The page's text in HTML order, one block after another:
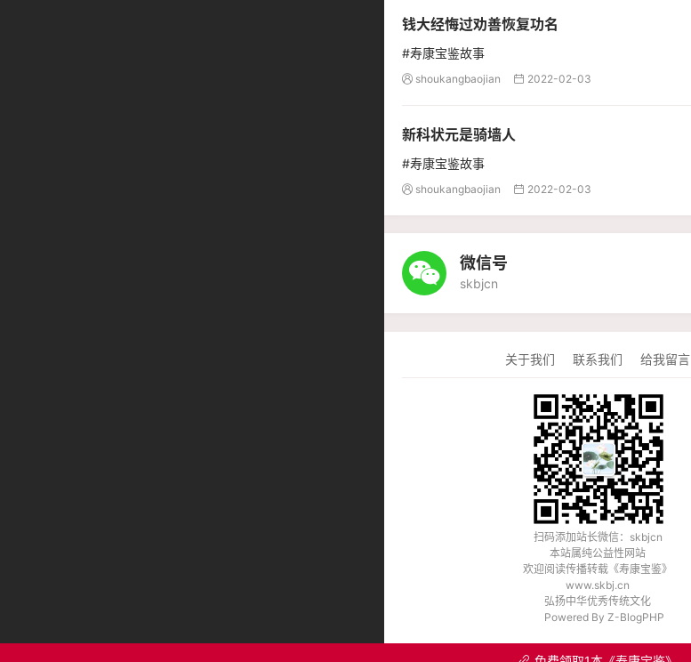
钱大经悔过劝善恢复功名
#寿康宝鉴故事
 shoukangbaojian  2022-02-03
新科状元是骑墙人
#寿康宝鉴故事
 shoukangbaojian  2022-02-03
 微信号
skbjcn
关于我们 联系我们 给我留言
扫码添加站长微信：skbjcn
本站属纯公益性网站
欢迎阅读传播转载《寿康宝鉴》
www.skbj.cn
弘扬中华优秀传统文化
Powered By Z-BlogPHP